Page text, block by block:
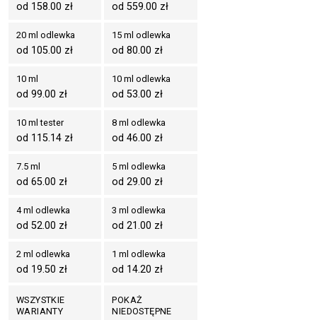
od 158.00 zł od 559.00 zł
20 ml odlewka
od 105.00 zł
15 ml odlewka
od 80.00 zł
10 ml
od 99.00 zł
10 ml odlewka
od 53.00 zł
10 ml tester
od 115.14 zł
8 ml odlewka
od 46.00 zł
7.5 ml
od 65.00 zł
5 ml odlewka
od 29.00 zł
4 ml odlewka
od 52.00 zł
3 ml odlewka
od 21.00 zł
2 ml odlewka
od 19.50 zł
1 ml odlewka
od 14.20 zł
WSZYSTKIE
WARIANTY
POKAŻ
NIEDOSTĘPNE